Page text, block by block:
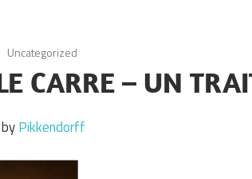
Uncategorized
CARRE – UN
Pikkendorff